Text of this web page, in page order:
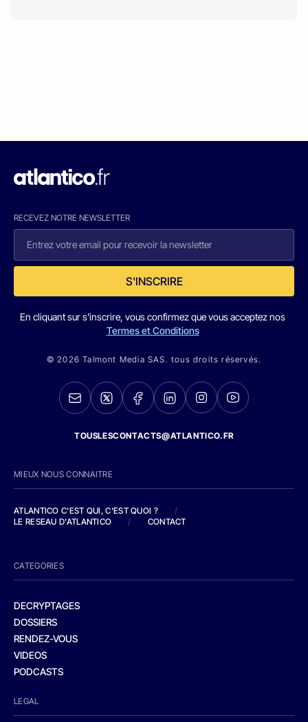
RECEVEZ NOTRE NEWSLETTER
S'INSCRIRE
En cliquant sur s'inscrire, vous confirmez que vous acceptez nos
Termes et Conditions
© 2026 Talmont Media SAS. tous droits réservés.
TOUSLESCONTACTS@ATLANTICO.FR
MIEUX NOUS CONNAITRE
ATLANTICO C'EST QUI, C'EST QUOI ?
/
LE RESEAU D'ATLANTICO
/ CONTACT
CATEGORIES
DECRYPTAGES
DOSSIERS
RENDEZ-VOUS
VIDEOS
PODCASTS
LEGAL